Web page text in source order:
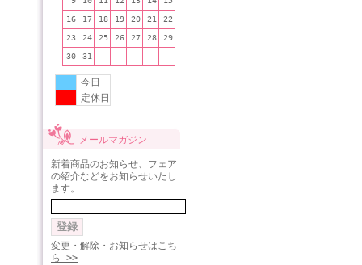
16 17 18 19 20 21 22
23 24 25 26 27 28 29
30 31
今日
定休日
メールマガジン
新着商品のお知らせ、フェア
の紹介などをお知らせいたし
ます。
変更・解除・お知らせはこち
ら >>